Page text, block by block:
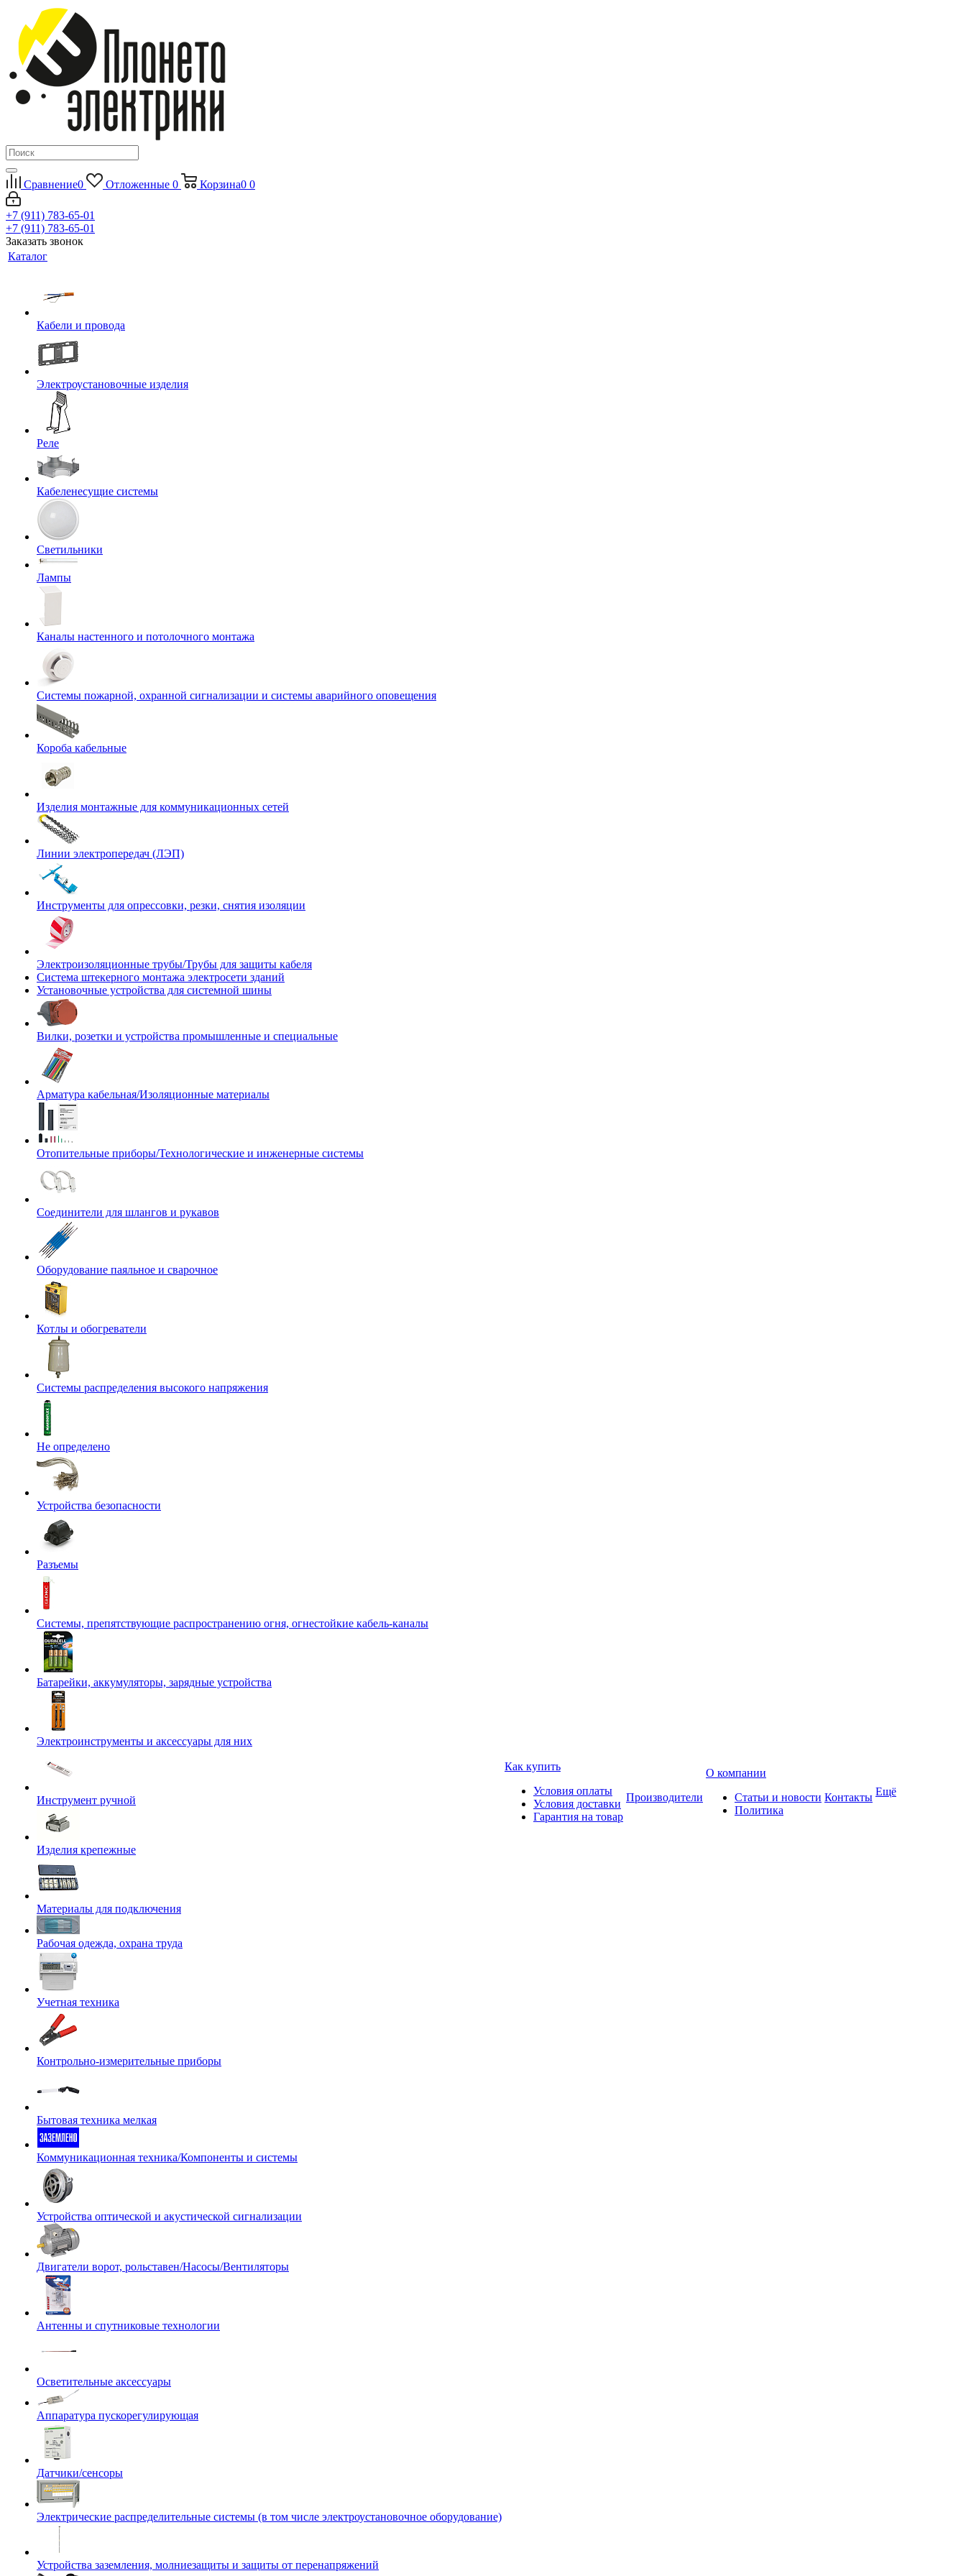
Сравнение0 Отложенные 0 Корзина0 0
+7 (911) 783-65-01
+7 (911) 783-65-01
Заказать звонок
Каталог
Кабели и провода
Электроустановочные изделия
Реле
Кабеленесущие системы
Светильники
Лампы
Каналы настенного и потолочного монтажа
Системы пожарной, охранной сигнализации и системы аварийного оповещения
Короба кабельные
Изделия монтажные для коммуникационных сетей
Линии электропередач (ЛЭП)
Инструменты для опрессовки, резки, снятия изоляции
Электроизоляционные трубы/Трубы для защиты кабеля
Система штекерного монтажа электросети зданий
Установочные устройства для системной шины
Вилки, розетки и устройства промышленные и специальные
Арматура кабельная/Изоляционные материалы
Отопительные приборы/Технологические и инженерные системы
Соединители для шлангов и рукавов
Оборудование паяльное и сварочное
Котлы и обогреватели
Системы распределения высокого напряжения
Не определено
Устройства безопасности
Разъемы
Системы, препятствующие распространению огня, огнестойкие кабель-каналы
Батарейки, аккумуляторы, зарядные устройства
Электроинструменты и аксессуары для них
Инструмент ручной
Изделия крепежные
Материалы для подключения
Рабочая одежда, охрана труда
Учетная техника
Контрольно-измерительные приборы
Бытовая техника мелкая
Коммуникационная техника/Компоненты и системы
Устройства оптической и акустической сигнализации
Двигатели ворот, рольставен/Насосы/Вентиляторы
Антенны и спутниковые технологии
Осветительные аксессуары
Аппаратура пускорегулирующая
Датчики/сенсоры
Электрические распределительные системы (в том числе электроустановочное оборудование)
Устройства заземления, молниезащиты и защиты от перенапряжений
Как купить
Условия оплаты
Условия доставки
Гарантия на товар
Производители
О компании
Статьи и новости
Политика
Контакты Ещё